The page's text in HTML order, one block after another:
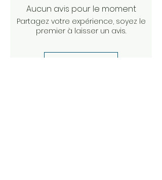
Aucun avis pour le moment
Partagez votre expérience, soyez le
premier à laisser un avis.